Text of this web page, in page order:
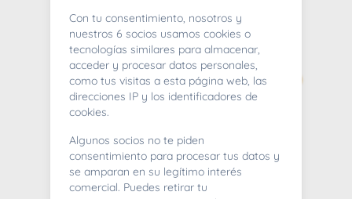
Con tu consentimiento, nosotros y
nuestros 6 socios usamos cookies o
tecnologías similares para almacenar,
acceder y procesar datos personales,
como tus visitas a esta página web, las
direcciones IP y los identificadores de
cookies.
Algunos socios no te piden
consentimiento para procesar tus datos y
se amparan en su legítimo interés
comercial. Puedes retirar tu